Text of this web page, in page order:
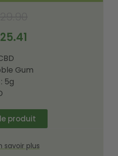
25.41
Gum
5g
produit
savoir plus